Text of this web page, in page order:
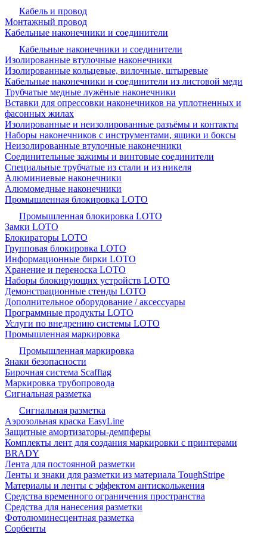
Кабель и провод
Монтажный провод
Кабельные наконечники и соединители
Кабельные наконечники и соединители
Изолированные втулочные наконечники
Изолированные кольцевые, вилочные, штыревые
Кабельные наконечники и соединители из листовой меди
Трубчатые медные лужёные наконечники
Вставки для опрессовки наконечников на уплотненных и
фасонных жилах
Изолированные и неизолированные разъёмы и контакты
Наборы наконечников с инструментами, ящики и боксы
Неизолированные втулочные наконечники
Соединительные зажимы и винтовые соединители
Специальные трубчатые из стали и из никеля
Алюминиевые наконечники
Алюмомедные наконечники
Промышленная блокировка LOTO
Промышленная блокировка LOTO
Замки LOTO
Блокираторы LOTO
Групповая блокировка LOTO
Информационные бирки LOTO
Хранение и переноска LOTO
Наборы блокирующих устройств LOTO
Демонстрационные стенды LOTO
Дополнительное оборудование / аксессуары
Программные продукты LOTO
Услуги по внедрению системы LOTO
Промышленная маркировка
Промышленная маркировка
Знаки безопасности
Бирочная система Scafftag
Маркировка трубопровода
Сигнальная разметка
Сигнальная разметка
Аэрозольная краска EasyLine
Защитные амортизаторы-демпферы
Комплекты лент для создания маркировки с принтерами
BRADY
Лента для постоянной разметки
Ленты и знаки для разметки из материала ToughStripe
Материалы и ленты с эффектом антискольжения
Средства временного ограничения пространства
Средства для нанесения разметки
Фотолюминесцентная разметка
Сорбенты